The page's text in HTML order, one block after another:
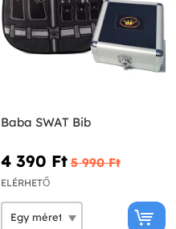
Baba SWAT Bib
4 390 Ft‎ 5 990 Ft‎
ELÉRHETŐ